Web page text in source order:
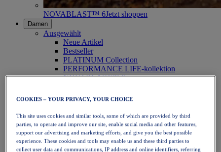
NOVABLAST™ 6Jetzt shoppen
Damen
Ausgewählt
Neue Artikel
Bestseller
PLATINUM Collection
PERFORMANCE LIFE-kollektion
NOVABLAST™ 6
Laufen
Trailrunning
Tennis
Volleyball
Handball
Padel
Korbball
COOKIES – YOUR PRIVACY, YOUR CHOICE
This site uses cookies and similar tools, some of which are provided by third
parties, to operate and improve our site, enable social media and other features,
support our advertising and marketing efforts, and give you the best possible
experience. These cookies and tools may enable us and these third parties to
collect user data and communications, IP address and online identifiers, referring